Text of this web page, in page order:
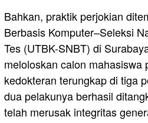
Bahkan, praktik perjokian
Berbasis Komputer–Seleksi
Tes (UTBK-SNBT) di
meloloskan calon mahasiswa
kedokteran terungkap di tiga
dua pelakunya berhasil
telah merusak integritas